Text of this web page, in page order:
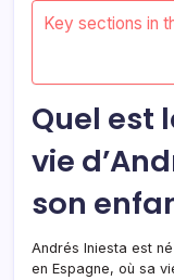
Key sections in
Quel est
vie
son
Andrés Iniesta est
en Espagne, où sa